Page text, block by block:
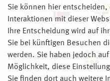
Sie können hier entscheiden,
Interaktionen mit dieser
Ihre Entscheidung wird auf
Sie bei künftigen Besuchen
werden. Sie haben jedoch
Möglichkeit, diese
Sie finden dort auch weitere